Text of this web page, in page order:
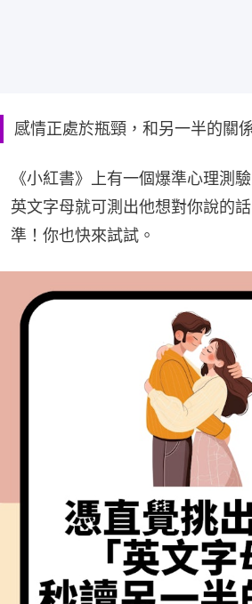
感情正處於瓶頸，和另一半的關
《小紅書》上有一個爆準心理測
英文字母就可測出他想對你說的
準！你也快來試試。